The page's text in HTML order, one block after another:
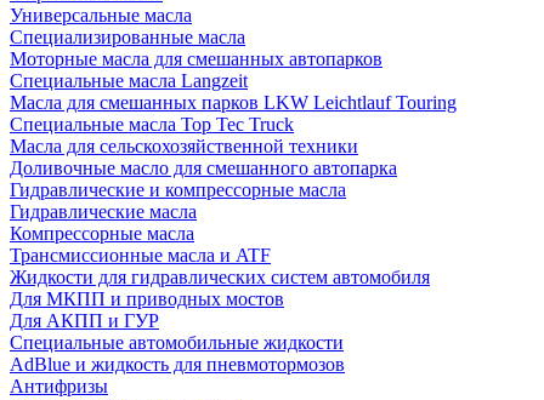
Универсальные масла
Специализированные масла
Моторные масла для смешанных автопарков
Специальные масла Langzeit
Масла для смешанных парков LKW Leichtlauf Touring
Специальные масла Top Tec Truck
Масла для сельскохозяйственной техники
Доливочные масло для смешанного автопарка
Гидравлические и компрессорные масла
Гидравлические масла
Компрессорные масла
Трансмиссионные масла и ATF
Жидкости для гидравлических систем автомобиля
Для МКПП и приводных мостов
Для АКПП и ГУР
Специальные автомобильные жидкости
AdBlue и жидкость для пневмотормозов
Антифризы